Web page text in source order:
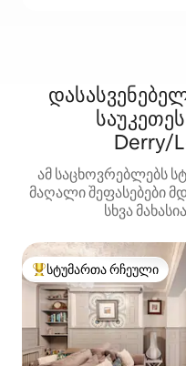
Derry/
ამ საცხოვრებლებს
მაღალი შეფასებები
სხვა
სტუმართა რჩეული
სტუმართა რჩეული